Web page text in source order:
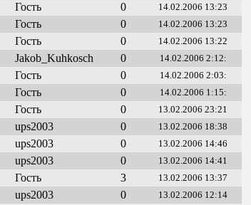
Гость 0
14.02.2006 13:23
Гость 0
14.02.2006 13:23
Гость 0
14.02.2006 13:22
Jakob_Kuhkosch 0
14.02.2006 2:12:
Гость 0
14.02.2006 2:03:
Гость 0
14.02.2006 1:15:
Гость 0
13.02.2006 23:21
ups2003 0
13.02.2006 18:38
ups2003 0
13.02.2006 14:46
ups2003 0
13.02.2006 14:41
Гость 3
13.02.2006 13:37
ups2003 0
13.02.2006 12:14